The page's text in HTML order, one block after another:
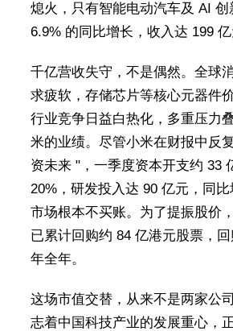
熄火，只有智能电动汽车及 AI 创
6.9% 的同比增长，收入达 199 亿
千亿营收失守，不是偶然。全球
求疲软，存储芯片等核心元器件
行业竞争日益白热化，多重压力
米的业绩。尽管小米在财报中反
资未来 "，一季度资本开支约 33
20%，研发投入达 90 亿元，同
市场根本不买账。为了提振股价
已累计回购约 84 亿港元股票，
年全年。
这场市值交替，从来不是两家公
志着中国科技产业的发展重心，